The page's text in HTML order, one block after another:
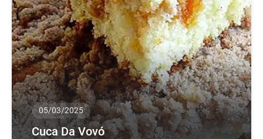
05/03/2025
Cuca Da Vovó